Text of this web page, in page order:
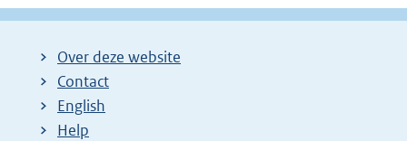
Over deze website
Contact
English
Help